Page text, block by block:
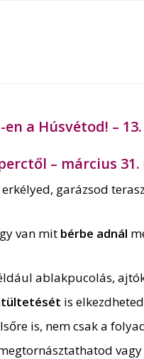
en a Húsvétod! –
– március
garázsod
van mit bérbe adnál
ablakpucolás,
is
is, nem csak a